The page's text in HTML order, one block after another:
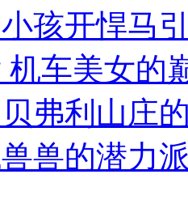
孩开悍马
机车美女的
弗利山庄
兽的潜力